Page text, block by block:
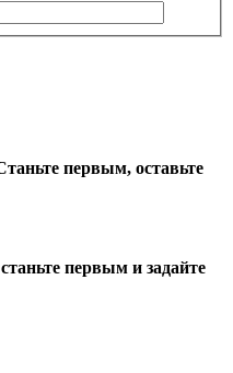
первым, оставьте
первым и задайте